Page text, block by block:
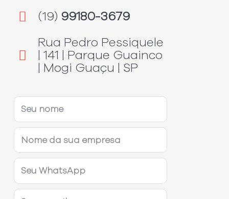
(19) 99180-3679
Rua Pedro Pessiquele
| 141 | Parque Guainco
| Mogi Guaçu | SP